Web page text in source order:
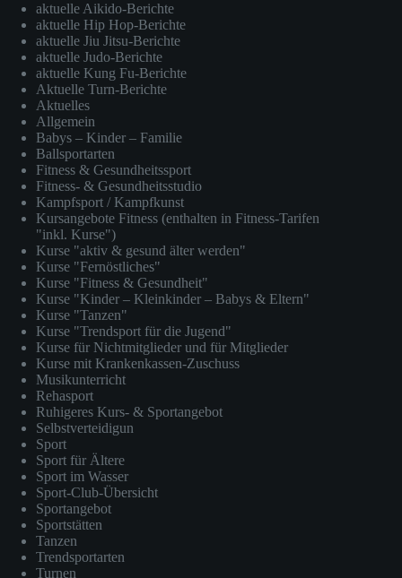
aktuelle Aikido-Berichte
aktuelle Hip Hop-Berichte
aktuelle Jiu Jitsu-Berichte
aktuelle Judo-Berichte
aktuelle Kung Fu-Berichte
Aktuelle Turn-Berichte
Aktuelles
Allgemein
Babys – Kinder – Familie
Ballsportarten
Fitness & Gesundheitssport
Fitness- & Gesundheitsstudio
Kampfsport / Kampfkunst
Kursangebote Fitness (enthalten in Fitness-Tarifen
"inkl. Kurse")
Kurse "aktiv & gesund älter werden"
Kurse "Fernöstliches"
Kurse "Fitness & Gesundheit"
Kurse "Kinder – Kleinkinder – Babys & Eltern"
Kurse "Tanzen"
Kurse "Trendsport für die Jugend"
Kurse für Nichtmitglieder und für Mitglieder
Kurse mit Krankenkassen-Zuschuss
Musikunterricht
Rehasport
Ruhigeres Kurs- & Sportangebot
Selbstverteidigun
Sport
Sport für Ältere
Sport im Wasser
Sport-Club-Übersicht
Sportangebot
Sportstätten
Tanzen
Trendsportarten
Turnen